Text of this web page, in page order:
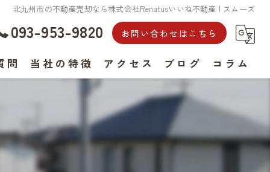
北九州市の不動産売却なら株式会社Renatusいいね不動産 | スムーズ
093-953-9820 お問い合わせはこちら
問 当社の特徴
戸建て
相続
アクセス ブログ コラム